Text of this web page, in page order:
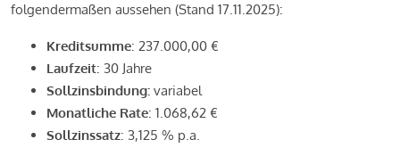
folgendermaßen aussehen (Stand 17.11.2025):
Kreditsumme: 237.000,00 €
Laufzeit: 30 Jahre
Sollzinsbindung: variabel
Monatliche Rate: 1.068,62 €
Sollzinssatz: 3,125 % p.a.